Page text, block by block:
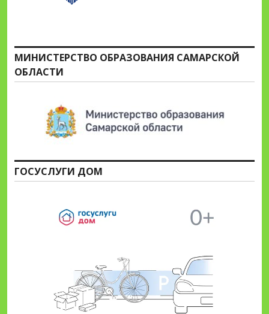
МИНИСТЕРСТВО ОБРАЗОВАНИЯ САМАРСКОЙ
ОБЛАСТИ
ГОСУСЛУГИ ДОМ